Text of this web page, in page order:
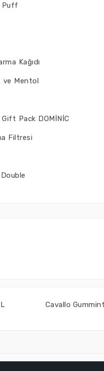
Puff
Kağıdı
ve Mentol
Pack DOMİNİC
Filtresi
Cavallo